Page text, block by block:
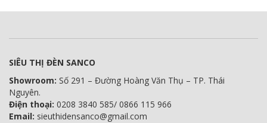
SIÊU THỊ ĐÈN SANCO
Showroom: Số 291 – Đường Hoàng Văn Thụ – TP. Thái
Nguyên.
Điện thoại: 0208 3840 585/ 0866 115 966
Email: sieuthidensanco@gmail.com